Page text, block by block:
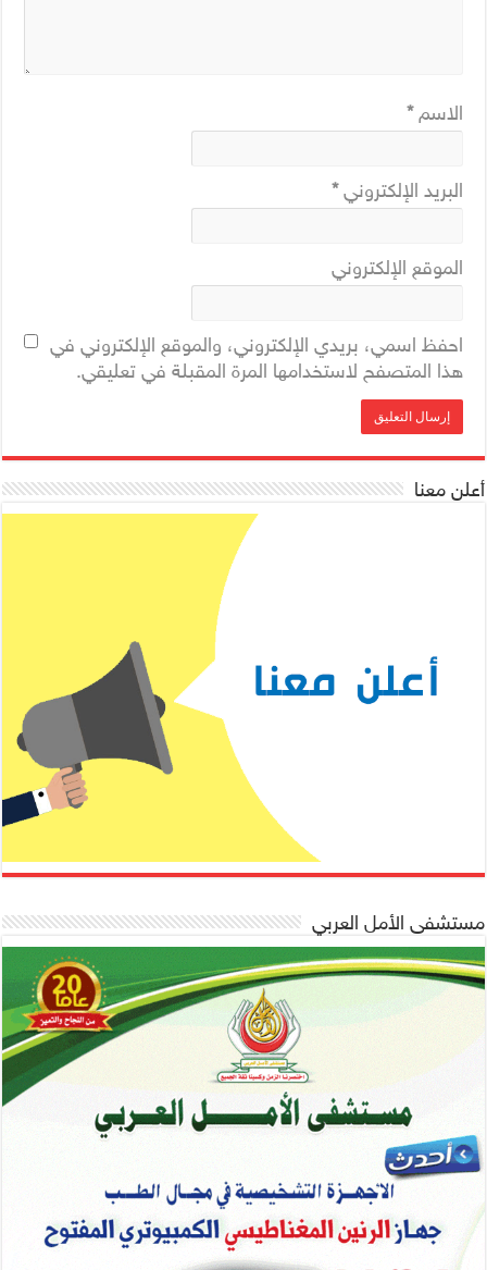
الاسم*
البريد الإلكتروني*
الموقع الإلكتروني
احفظ اسمي، بريدي الإلكتروني، والموقع الإلكتروني في
هذا المتصفح لاستخدامها المرة المقبلة في تعليقي.
أعلن معنا
مستشفى الأمل العربي